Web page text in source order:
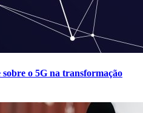
o 5G na transformação